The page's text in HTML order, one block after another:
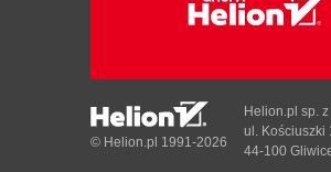
© Helion.pl 1991-2026
Helion.pl sp.
ul. Kościuszki
44-100